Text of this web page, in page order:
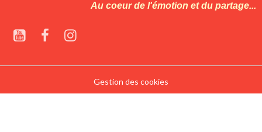
Au coeur de l'émotion et du partage...
Gestion des cookies